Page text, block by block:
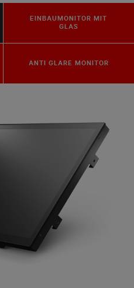
EINBAUMONITOR MIT
GLAS
ANTI GLARE MONITOR